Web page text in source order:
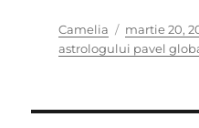
Author
Camelia
Posted
on
martie 20,
astrologului pavel